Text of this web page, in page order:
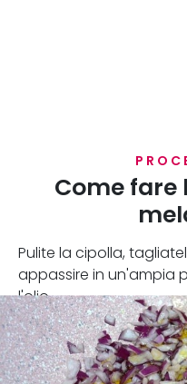
Come fare
Pulite la cipolla,
appassire in un'ampia
l'olio.